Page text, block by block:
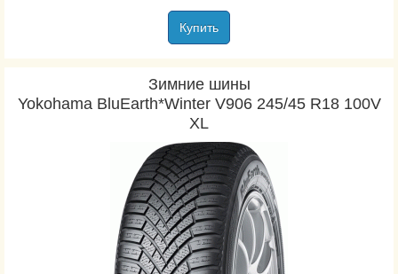
Купить
Зимние шины
Yokohama BluEarth*Winter V906 245/45 R18 100V
XL